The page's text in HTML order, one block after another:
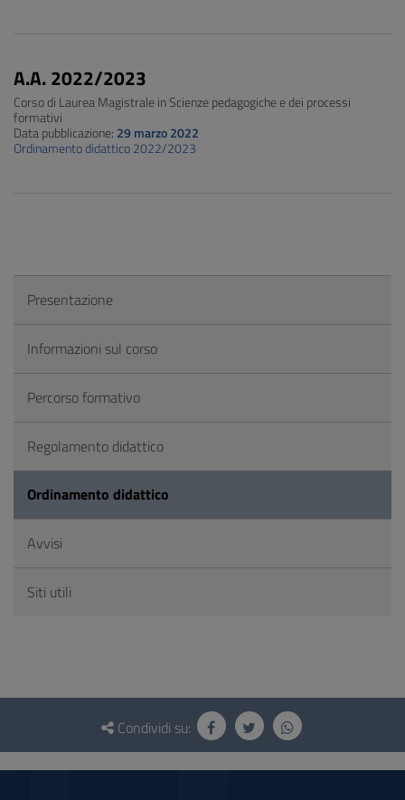
A.A. 2022/2023
Corso di Laurea Magistrale in Scienze pedagogiche e dei processi
formativi
Data pubblicazione: 29 marzo 2022
Ordinamento didattico 2022/2023
Presentazione
Informazioni sul corso
Percorso formativo
Regolamento didattico
Ordinamento didattico
Avvisi
Siti utili
Questionario
social
Condividi su: